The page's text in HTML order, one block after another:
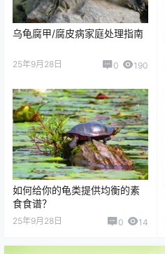
乌龟腐甲/腐皮病家庭处理指南
25年9月28日 0 190
如何给你的龟类提供均衡的素
食食谱？
25年9月28日 0 14